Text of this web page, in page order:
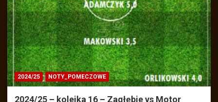
2024/25 NOTY_POMECZOWE
2024/25 – kolejka 16 – Zagłębie vs Motor